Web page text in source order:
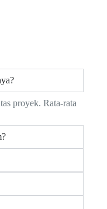
proyek. Rata-rata